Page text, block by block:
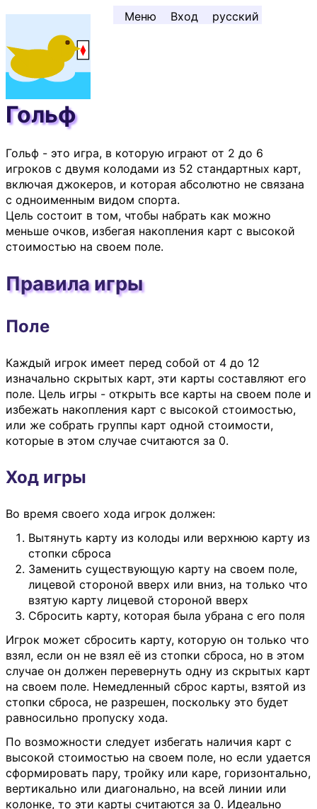
к содержимому ↓
Меню Вход русский
Гольф
Гольф - это игра, в которую играют от 2 до 6
игроков с двумя колодами из 52 стандартных карт,
включая джокеров, и которая абсолютно не связана
с одноименным видом спорта.
Цель состоит в том, чтобы набрать как можно
меньше очков, избегая накопления карт с высокой
стоимостью на своем поле.
Правила игры
Поле
Каждый игрок имеет перед собой от 4 до 12
изначально скрытых карт, эти карты составляют его
поле. Цель игры - открыть все карты на своем поле и
избежать накопления карт с высокой стоимостью,
или же собрать группы карт одной стоимости,
которые в этом случае считаются за 0.
Ход игры
Во время своего хода игрок должен:
Вытянуть карту из колоды или верхнюю карту из
стопки сброса
Заменить существующую карту на своем поле,
лицевой стороной вверх или вниз, на только что
взятую карту лицевой стороной вверх
Сбросить карту, которая была убрана с его поля
Игрок может сбросить карту, которую он только что
взял, если он не взял её из стопки сброса, но в этом
случае он должен перевернуть одну из скрытых карт
на своем поле. Немедленный сброс карты, взятой из
стопки сброса, не разрешен, поскольку это будет
равносильно пропуску хода.
По возможности следует избегать наличия карт с
высокой стоимостью на своем поле, но если удается
сформировать пару, тройку или каре, горизонтально,
вертикально или диагонально, на всей линии или
колонке, то эти карты считаются за 0. Идеально